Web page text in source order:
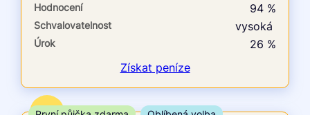
ano
ne
ano
ne
Hodnocení 94 %
Schvalovatelnost vysoká
Úrok
26 %
Získat peníze
TOP